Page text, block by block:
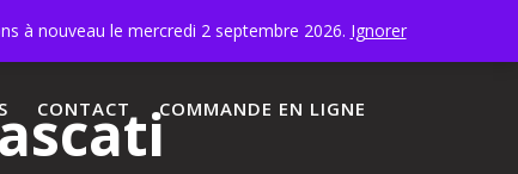
à nouveau le mercredi 2 septembre 2026. Ignorer
CONTACT COMMANDE EN LIGNE